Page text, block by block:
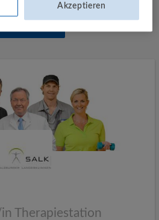
Therapiestation
Akzeptieren